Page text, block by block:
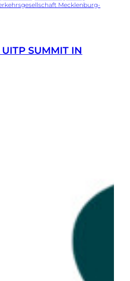
Mecklenburg-
SUMMIT IN